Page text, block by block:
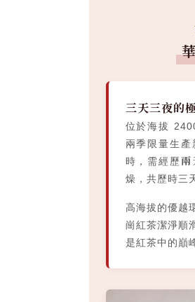
三天三夜的
位於海拔
兩季限量生產
時，需經歷兩
燥，共歷時三
高海拔的優越
崗紅茶潔淨順
是紅茶中的巔